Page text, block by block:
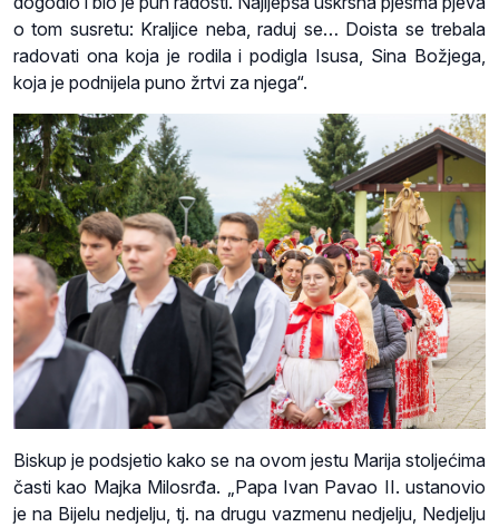
o tom susretu: Kraljice neba, raduj se… Doista se trebala
radovati ona koja je rodila i podigla Isusa, Sina Božjega,
koja je podnijela puno žrtvi za njega“.
Biskup je podsjetio kako se na ovom jestu Marija stoljećima
časti kao Majka Milosrđa. „Papa Ivan Pavao II. ustanovio
je na Bijelu nedjelju, tj. na drugu vazmenu nedjelju, Nedjelju